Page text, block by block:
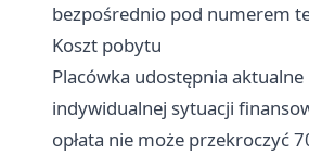
bezpośrednio pod numerem
Koszt pobytu
Placówka udostępnia
indywidualnej sytuacji
opłata nie może przekroczyć